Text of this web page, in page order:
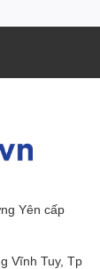
Yên cấp
Vĩnh Tuy, Tp